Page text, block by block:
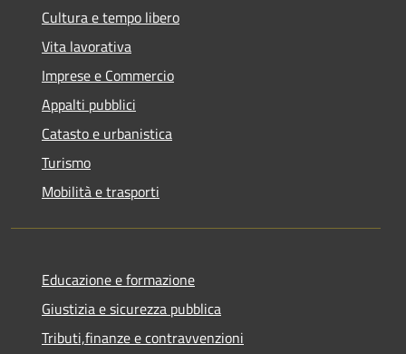
Cultura e tempo libero
Vita lavorativa
Imprese e Commercio
Appalti pubblici
Catasto e urbanistica
Turismo
Mobilità e trasporti
Educazione e formazione
Giustizia e sicurezza pubblica
Tributi,finanze e contravvenzioni